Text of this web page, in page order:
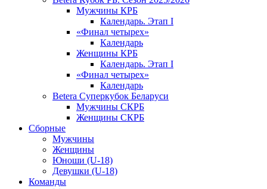
Мужчины КРБ
Календарь. Этап I
«Финал четырех»
Календарь
Женщины КРБ
Календарь. Этап I
«Финал четырех»
Календарь
Betera Суперкубок Беларуси
Мужчины СКРБ
Женщины СКРБ
Сборные
Мужчины
Женщины
Юноши (U-18)
Девушки (U-18)
Команды